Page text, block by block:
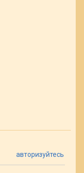
авторизуйтесь